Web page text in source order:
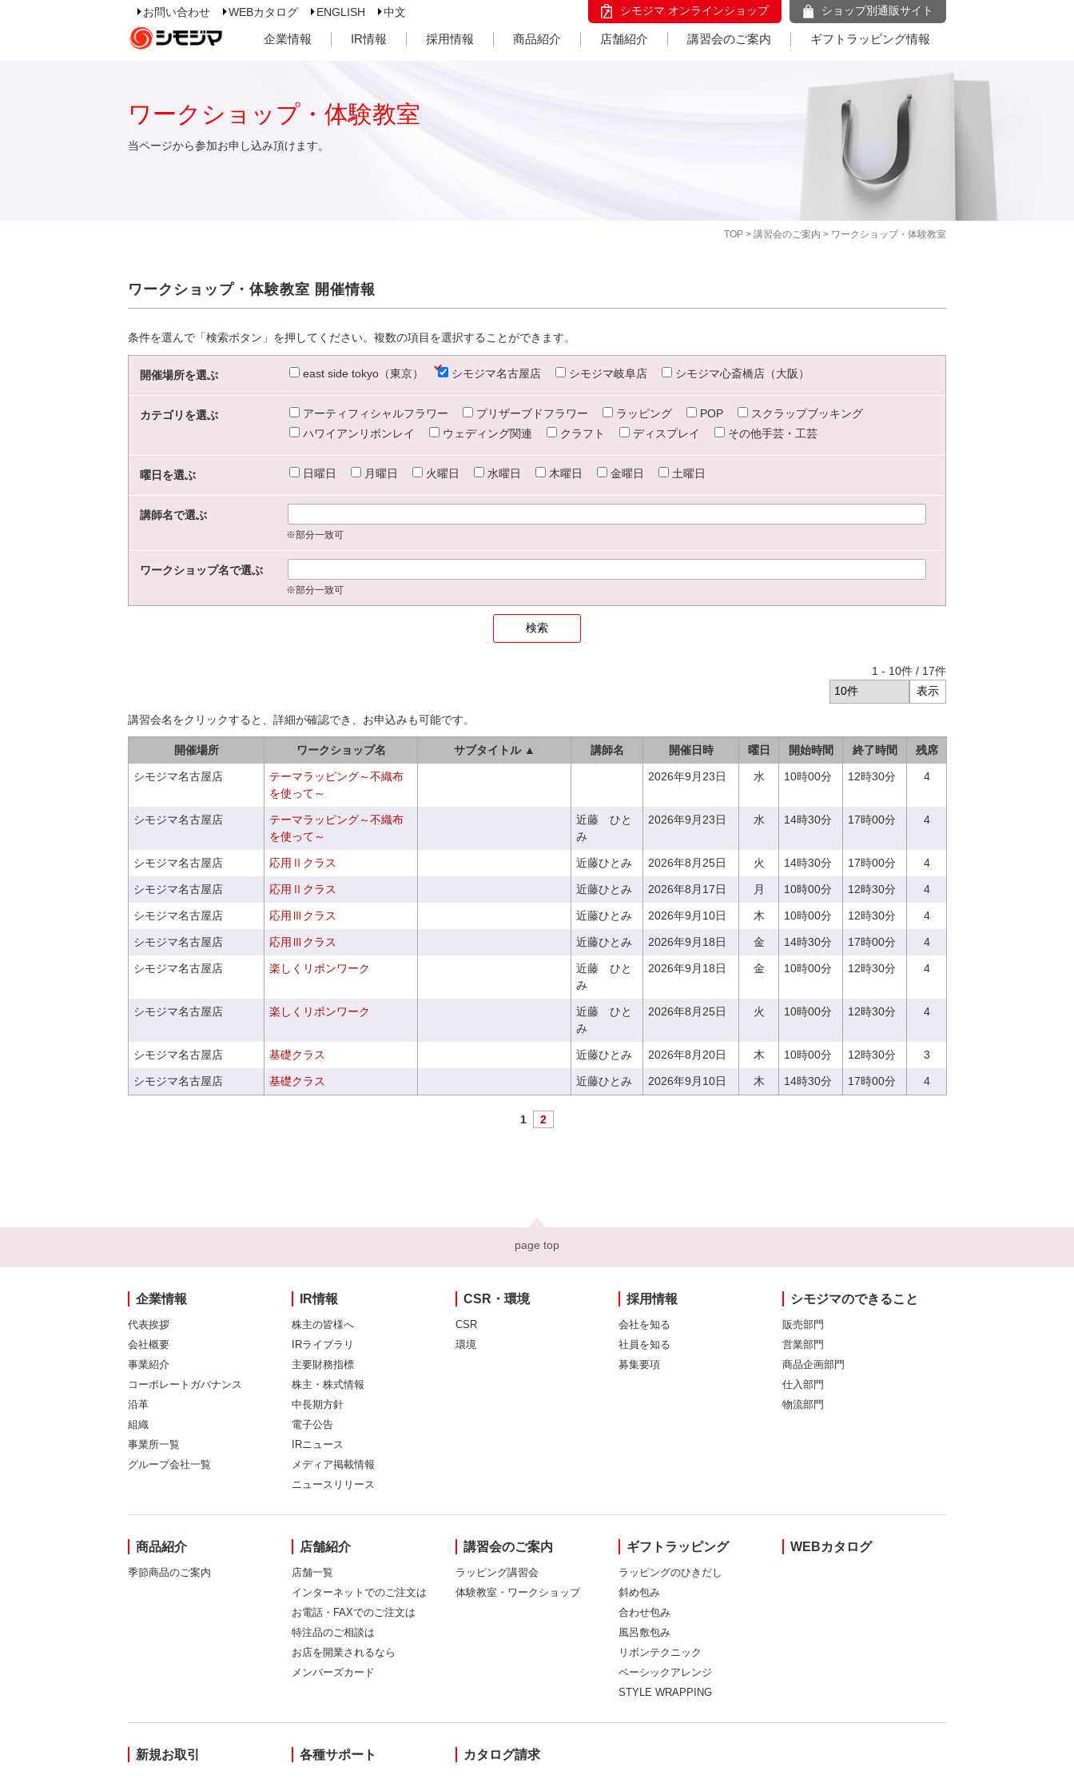
お問い合わせ WEBカタログ ENGLISH 中文 シモジマ オンラインショップ ショップ別通販サイト
企業情報 IR情報 採用情報 商品紹介 店舗紹介 講習会のご案内 ギフトラッピング情報
TOP > 講習会のご案内 > ワークショップ・体験教室
ワークショップ・体験教室
当ページから参加お申し込み頂けます。
ワークショップ・体験教室 開催情報
条件を選んで「検索ボタン」を押してください。複数の項目を選択することができます。
開催場所を選ぶ east side tokyo（東京） シモジマ名古屋店 シモジマ岐阜店 シモジマ心斎橋店（大阪）
カテゴリを選ぶ アーティフィシャルフラワー プリザーブドフラワー ラッピング POP
スクラップブッキング
ハワイアンリボンレイ
ウェディング関連 クラフト ディスプレイ その他手芸・工芸
曜日を選ぶ 日曜日 月曜日 火曜日 水曜日 木曜日 金曜日 土曜日
講師名で選ぶ
※部分一致可
ワークショップ名で選ぶ
※部分一致可
1 - 10件 / 17件
講習会名をクリックすると、詳細が確認でき、お申込みも可能です。
開催場所 ワークショップ名 サブタイトル ▲ 講師名 開催日時 曜日 開始時間 終了時間 残席
シモジマ名古屋店
テーマラッピング～不織布
を使って～
2026年9月23日 水 10時00分 12時30分 4
シモジマ名古屋店
テーマラッピング～不織布
を使って～
近藤 ひと
み
2026年9月23日 水 14時30分 17時00分 4
シモジマ名古屋店 応用Ⅱクラス 近藤ひとみ 2026年8月25日 火 14時30分 17時00分 4
シモジマ名古屋店 応用Ⅱクラス 近藤ひとみ 2026年8月17日 月 10時00分 12時30分 4
シモジマ名古屋店 応用Ⅲクラス 近藤ひとみ 2026年9月10日 木 10時00分 12時30分 4
シモジマ名古屋店 応用Ⅲクラス 近藤ひとみ 2026年9月18日 金 14時30分 17時00分 4
シモジマ名古屋店 楽しくリボンワーク
近藤 ひと
み
2026年9月18日 金 10時00分 12時30分 4
シモジマ名古屋店 楽しくリボンワーク
近藤 ひと
み
2026年8月25日 火 10時00分 12時30分 4
シモジマ名古屋店 基礎クラス 近藤ひとみ 2026年8月20日 木 10時00分 12時30分 3
シモジマ名古屋店 基礎クラス 近藤ひとみ 2026年9月10日 木 14時30分 17時00分 4
1 2
page top
企業情報
代表挨拶
会社概要
事業紹介
コーポレートガバナンス
沿革
組織
事業所一覧
グループ会社一覧
IR情報
株主の皆様へ
IRライブラリ
主要財務指標
株主・株式情報
中長期方針
電子公告
IRニュース
メディア掲載情報
ニュースリリース
CSR・環境
CSR
環境
採用情報
会社を知る
社員を知る
募集要項
シモジマのできること
販売部門
営業部門
商品企画部門
仕入部門
物流部門
商品紹介
季節商品のご案内
店舗紹介
店舗一覧
インターネットでのご注文は
お電話・FAXでのご注文は
特注品のご相談は
お店を開業されるなら
メンバーズカード
講習会のご案内
ラッピング講習会
体験教室・ワークショップ
ギフトラッピング
ラッピングのひきだし
斜め包み
合わせ包み
風呂敷包み
リボンテクニック
ベーシックアレンジ
STYLE WRAPPING
WEBカタログ
新規お取引 各種サポート カタログ請求